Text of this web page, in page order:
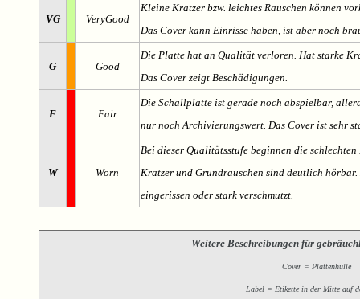
VG VeryGood
Kleine Kratzer bzw. leichtes Rauschen können
Das Cover kann Einrisse haben, ist aber noch
G Good
Die Platte hat an Qualität verloren. Hat starke
Das Cover zeigt Beschädigungen.
F Fair
Die Schallplatte ist gerade noch abspielbar,
nur noch Archivierungswert. Das Cover ist sehr
W Worn
Bei dieser Qualitätsstufe beginnen die
Kratzer und Grundrauschen sind deutlich
eingerissen oder stark verschmutzt.
Weitere Beschreibungen für
Cover = Plattenhülle
Label = Etikette in der Mitte auf